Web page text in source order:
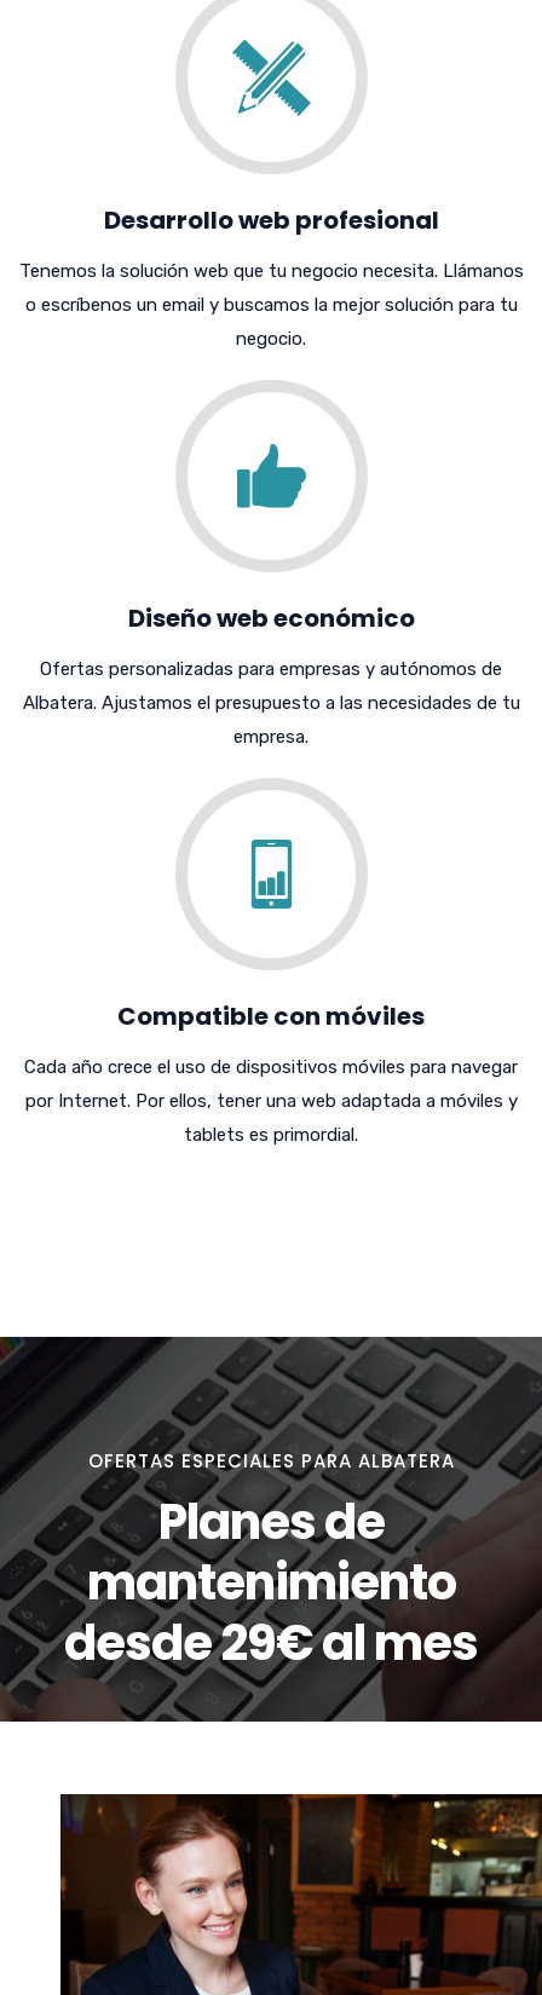
Desarrollo web profesional
Tenemos la solución web que tu negocio necesita. Llámanos
o escríbenos un email y buscamos la mejor solución para tu
negocio.
Diseño web económico
Ofertas personalizadas para empresas y autónomos de
Albatera. Ajustamos el presupuesto a las necesidades de tu
empresa.
Compatible con móviles
Cada año crece el uso de dispositivos móviles para navegar
por Internet. Por ellos, tener una web adaptada a móviles y
tablets es primordial.
OFERTAS ESPECIALES PARA ALBATERA
Planes de
mantenimiento
desde 29€ al mes